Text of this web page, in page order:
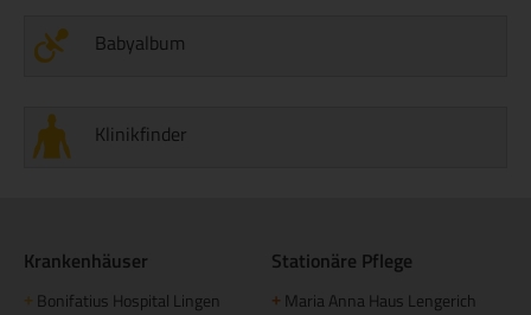
Babyalbum
Klinikfinder
Krankenhäuser
+ Bonifatius Hospital Lingen
Stationäre Pflege
+ Maria Anna Haus Lengerich